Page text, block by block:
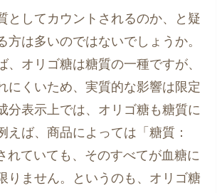
としてカウントされるのか、と疑
方は多いのではないでしょうか。
、オリゴ糖は糖質の一種ですが、
にくいため、実質的な影響は限定
分表示上では、オリゴ糖も糖質に
えば、商品によっては「糖質：
れていても、そのすべてが血糖に
りません。というのも、オリゴ糖